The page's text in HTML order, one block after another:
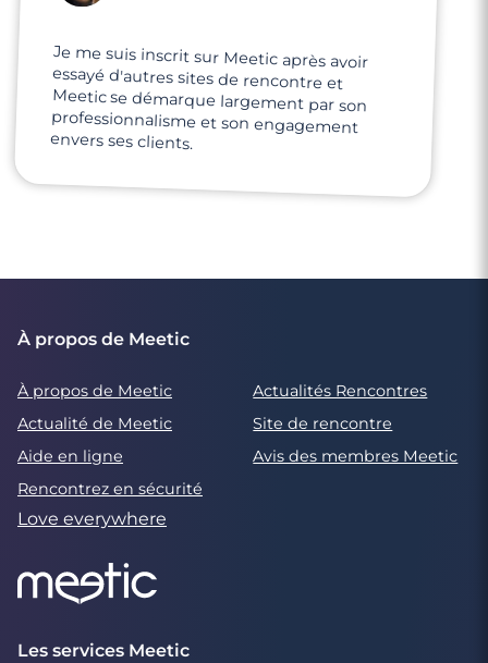
Je me suis inscrit sur Meetic après avoir
essayé d'autres sites de rencontre et
Meetic se démarque largement par son
professionnalisme et son engagement
envers ses clients.
À propos de Meetic
À propos de Meetic
Actualités Rencontres
Actualité de Meetic
Site de rencontre
Aide en ligne
Avis des membres Meetic
Rencontrez en sécurité
Love everywhere
Les services Meetic